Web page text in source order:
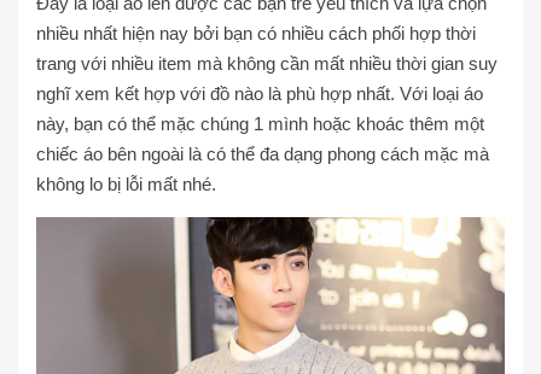
nhiều nhất hiện nay bởi bạn có nhiều cách phối hợp thời
trang với nhiều item mà không cần mất nhiều thời gian suy
nghĩ xem kết hợp với đồ nào là phù hợp nhất. Với loại áo
này, bạn có thể mặc chúng 1 mình hoặc khoác thêm một
chiếc áo bên ngoài là có thể đa dạng phong cách mặc mà
không lo bị lỗi mất nhé.